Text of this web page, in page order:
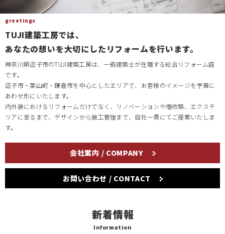
greetings
TUJI建築工房では、
あなたの想いを大切にしたリフォームを行います。
神奈川県逗子市のTUJI建築工房は、一級建築士が在籍する総合リフォーム店
です。
逗子市・葉山町・鎌倉市を中心としたエリアで、お客様のイメージを予算に
あわせ形にいたします。
内外装におけるリフォームだけでなく、リノベーションや増改築、エクステ
リアに至るまで、デザインから施工管理まで、自社一貫にてご提案いたしま
す。
会社案内 / COMPANY
お問い合わせ / CONTACT
新着情報
Information